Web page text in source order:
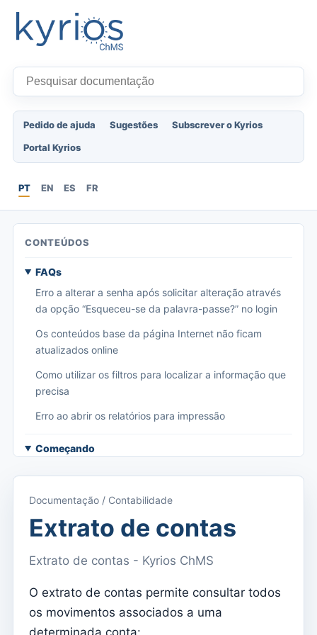
Pedido de ajuda Sugestões
Subscrever o Kyrios
Portal Kyrios
PT EN ES FR
CONTEÚDOS
FAQs
Erro a alterar a senha após solicitar alteração através
da opção “Esqueceu-se da palavra-passe?” no login
Os conteúdos base da página Internet não ficam
atualizados online
Como utilizar os filtros para localizar a informação que
precisa
Erro ao abrir os relatórios para impressão
Começando
Acesso à documentação
Menu principal (aplicações)
Dashboard
Menu do utilizador
Documentação / Contabilidade
Extrato de contas
Extrato de contas - Kyrios ChMS
O extrato de contas permite consultar todos
os movimentos associados a uma
determinada conta: